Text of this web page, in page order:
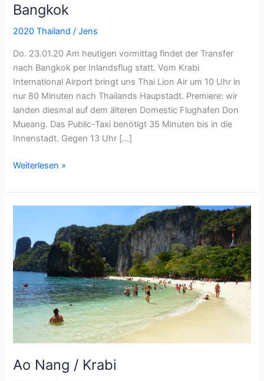
Bangkok
2020 Thailand /Jens
Do. 23.01.20 Am heutigen vormittag findet der Transfer
nach Bangkok per Inlandsflug statt. Vom Krabi
International Airport bringt uns Thai Lion Air um 10 Uhr in
nur 80 Minuten nach Thailands Haupstadt. Premiere: wir
landen diesmal auf dem älteren Domestic Flughafen Don
Mueang. Das Public-Taxi benötigt 35 Minuten bis in die
Innenstadt. Gegen 13 Uhr […]
Weiterlesen »
Ao Nang / Krabi
Krabi